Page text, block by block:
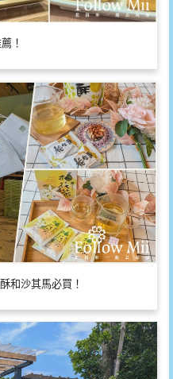
！
和沙其馬必買！